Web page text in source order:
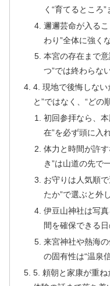
く“育てるところ”
邇邇芸命が入る
わり”全体に強く
本宮の存在まで
つ”では終わらな
4. 現地で後悔しない
と”ではなく、“どの
初回参拝なら、
在”を必ず頭に入
体力と時間が許
き”は山道の先で
お守りは人気順
たか”で選ぶと外
伊豆山神社は写
間を確保できる
来宮神社や熱海
の固有性は“温泉
5. 頼朝と家康が重ね